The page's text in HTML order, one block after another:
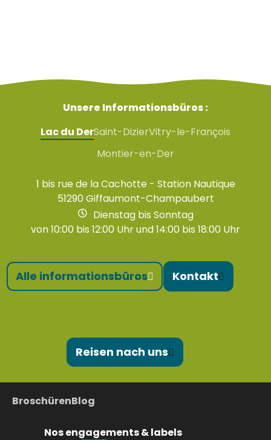
Unsere Informationsbüros :
Lac du DerSaint-DizierVitry-le-François
Montier-en-Der
1 bis rue de la Cachotte - Station Nautique
51290 Giffaumont-Champaubert
Dienstag bis Sonntag
von 10:00 bis 12:00 Uhr und 14:00 bis 18:00 Uhr
Alle informationsbüros Kontakt
Reisen nach uns
BroschürenBlog
Nos engagements & labels